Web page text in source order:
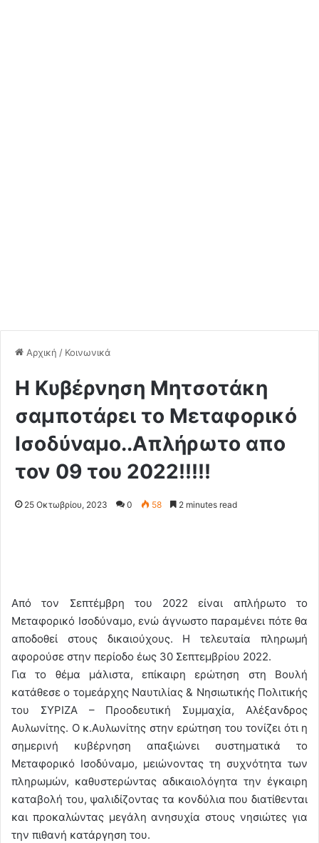
Αρχική / Κοινωνικά
Η Κυβέρνηση Μητσοτάκη
σαμποτάρει το Μεταφορικό
Ισοδύναμο..Απλήρωτο απο
τον 09 του 2022!!!!!
25 Οκτωβρίου, 2023 0 58 2 minutes read
Από τον Σεπτέμβρη του 2022 είναι απλήρωτο το
Μεταφορικό Ισοδύναμο, ενώ άγνωστο παραμένει πότε θα
αποδοθεί στους δικαιούχους. Η τελευταία πληρωμή
αφορούσε στην περίοδο έως 30 Σεπτεμβρίου 2022.
Για το θέμα μάλιστα, επίκαιρη ερώτηση στη Βουλή
κατάθεσε ο τομεάρχης Ναυτιλίας & Νησιωτικής Πολιτικής
του ΣΥΡΙΖΑ – Προοδευτική Συμμαχία, Αλέξανδρος
Αυλωνίτης. Ο κ.Αυλωνίτης στην ερώτηση του τονίζει ότι η
σημερινή κυβέρνηση απαξιώνει συστηματικά το
Μεταφορικό Ισοδύναμο, μειώνοντας τη συχνότητα των
πληρωμών, καθυστερώντας αδικαιολόγητα την έγκαιρη
καταβολή του, ψαλιδίζοντας τα κονδύλια που διατίθενται
και προκαλώντας μεγάλη ανησυχία στους νησιώτες για
την πιθανή κατάργηση του.